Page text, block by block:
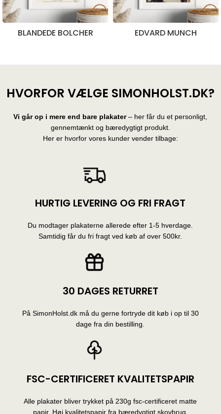
BLANDEDE BOLCHER EDVARD MUNCH
HVORFOR VÆLGE SIMONHOLST.DK?
Vi går op i mere end bare plakater– her får du et personligt,
gennemtænkt og bæredygtigt produkt.
Her er hvorfor vores kunder vender tilbage:
HURTIG LEVERING OG FRI FRAGT
Du modtager plakaterne allerede efter 1-5 hverdage.
Samtidig får du fri fragt ved køb af over 500kr.
30 DAGES RETURRET
På SimonHolst.dk må du gerne fortryde dit køb i op til 30
dage fra din bestilling.
FSC-CERTIFICERET KVALITETSPAPIR
Alle plakater bliver trykket på 230g fsc-certificeret matte
papir. Høj kvalitetspapir fra bæredygtigt skovbrug.